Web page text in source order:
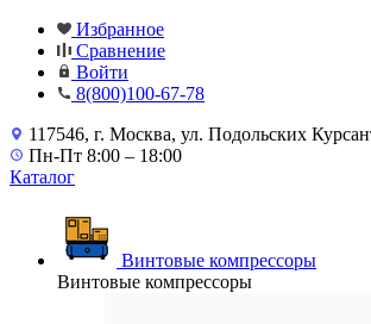
Избранное
Сравнение
Войти
8(800)100-67-78
117546, г. Москва, ул. Подольских
Пн-Пт 8:00 – 18:00
Каталог
Винтовые компрессоры
Винтовые компрессоры